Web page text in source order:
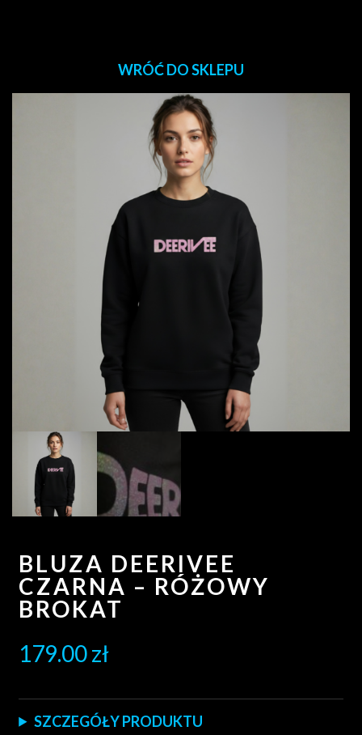
WRÓĆ DO SKLEPU
BLUZA DEERIVEE
CZARNA – RÓŻOWY
BROKAT
179.00zł
SZCZEGÓŁY PRODUKTU